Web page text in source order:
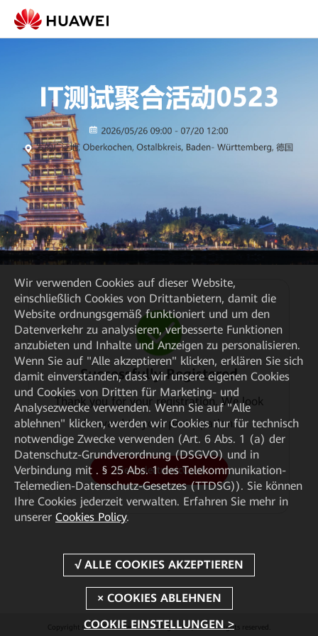
Successfully Registered
Thank you for your registration. We look
forward to your participation.
View electronicCard
Copyright © 2026 Huawei Technologies Co., Ltd. All rights reserved.
Wir verwenden Cookies auf dieser Website,
einschließlich Cookies von Drittanbietern, damit die
Website ordnungsgemäß funktioniert und um den
Datenverkehr zu analysieren, verbesserte Funktionen
anzubieten und Inhalte und Anzeigen zu personalisieren.
Wenn Sie auf "Alle akzeptieren" klicken, erklären Sie sich
damit einverstanden, dass wir unsere eigenen Cookies
und Cookies von Dritten für Marketing- und
Analysezwecke verwenden. Wenn Sie auf "Alle
ablehnen" klicken, werden wir Cookies nur für technisch
notwendige Zwecke verwenden (Art. 6 Abs. 1 (a) der
Datenschutz-Grundverordnung (DSGVO) und in
Verbindung mit . § 25 Abs. 1 des Telekommunikation-
Telemedien-Datenschutz-Gesetzes (TTDSG)). Sie können
Ihre Cookies jederzeit verwalten. Erfahren Sie mehr in
unserer Cookies Policy.
COOKIE EINSTELLUNGEN >